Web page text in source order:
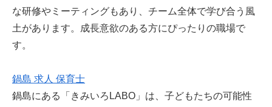
な研修やミーティングもあり、チーム全体で学び合う風
土があります。成長意欲のある方にぴったりの職場で
す。
鍋島 求人 保育士
鍋島にある「きみいろLABO」は、子どもたちの可能性